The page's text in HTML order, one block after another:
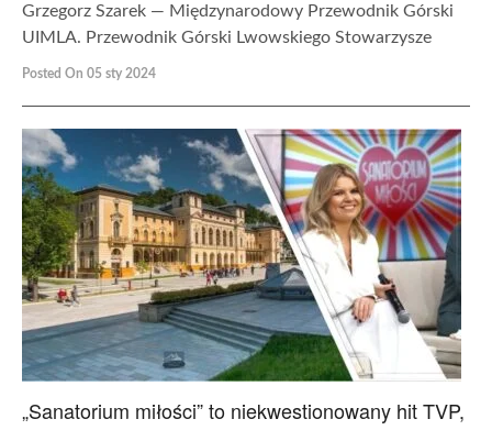
Grzegorz Szarek — Międzynarodowy Przewodnik Górski
UIMLA. Przewodnik Górski Lwowskiego Stowarzysze
Posted On 05 sty 2024
„Sanatorium miłości” to niekwestionowany hit TVP,